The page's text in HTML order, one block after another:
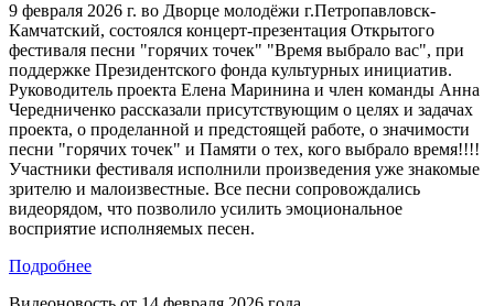
9 февраля 2026 г. во Дворце молодёжи г.Петропавловск-
Камчатский, состоялся концерт-презентация Открытого
фестиваля песни "горячих точек" "Время выбрало вас", при
поддержке Президентского фонда культурных инициатив.
Руководитель проекта Елена Маринина и член команды Анна
Чередниченко рассказали присутствующим о целях и задачах
проекта, о проделанной и предстоящей работе, о значимости
песни "горячих точек" и Памяти о тех, кого выбрало время!!!!
Участники фестиваля исполнили произведения уже знакомые
зрителю и малоизвестные. Все песни сопровождались
видеорядом, что позволило усилить эмоциональное
восприятие исполняемых песен.
Подробнее